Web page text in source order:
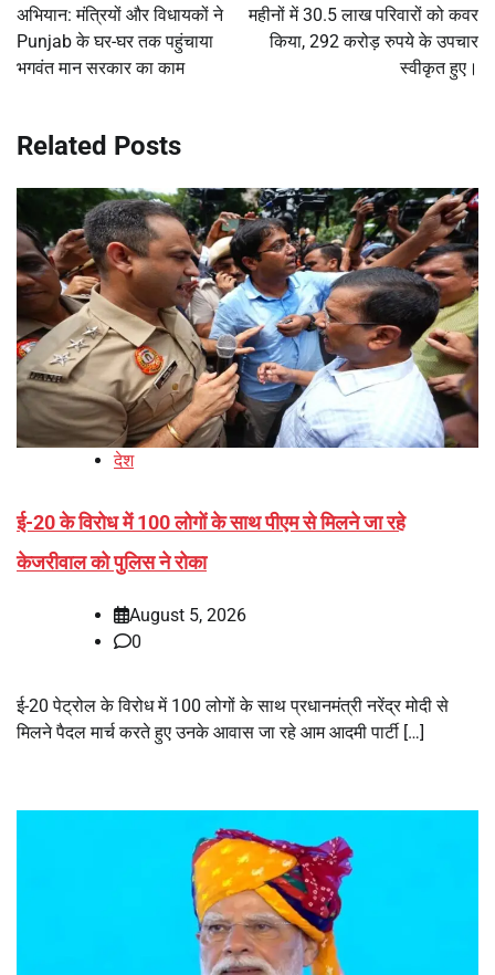
अभियान: मंत्रियों और विधायकों ने
Punjab के घर-घर तक पहुंचाया
भगवंत मान सरकार का काम
महीनों में 30.5 लाख परिवारों को कवर
किया, 292 करोड़ रुपये के उपचार
स्वीकृत हुए।
Related Posts
देश
ई-20 के विरोध में 100 लोगों के साथ पीएम से मिलने जा रहे
केजरीवाल को पुलिस ने रोका
August 5, 2026
0
ई-20 पेट्रोल के विरोध में 100 लोगों के साथ प्रधानमंत्री नरेंद्र मोदी से
मिलने पैदल मार्च करते हुए उनके आवास जा रहे आम आदमी पार्टी […]